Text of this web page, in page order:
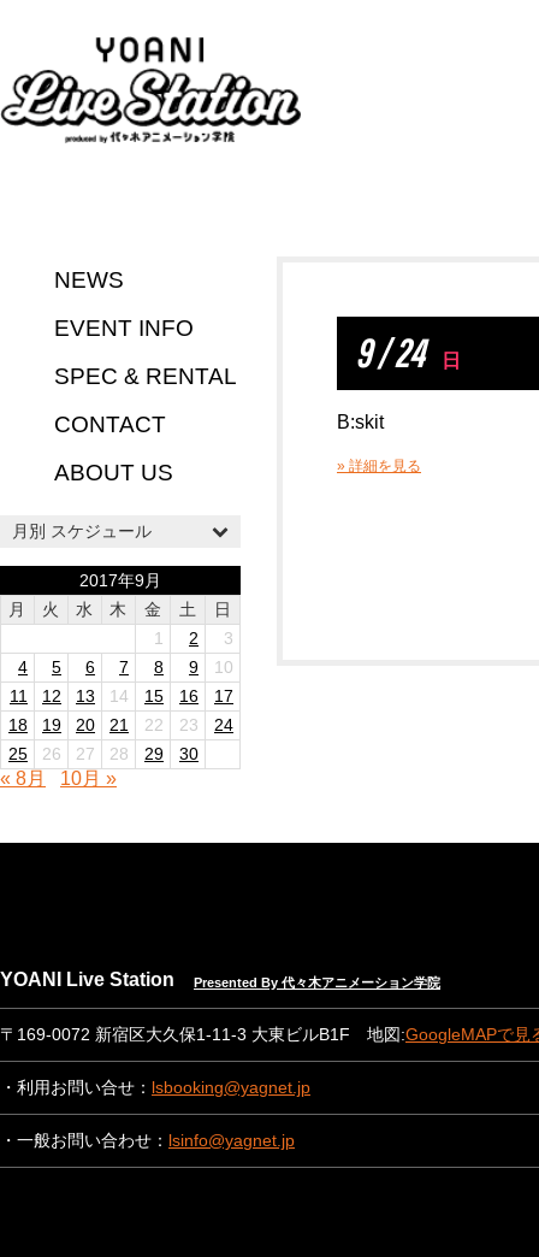
NEWS
EVENT INFO
SPEC & RENTAL
CONTACT
ABOUT US
月別 スケジュール
2017年9月
月
火 水 木 金 土
日
1
2
3
4
5 6 7 8 9
10
11
12 13 14 15 16
17
18
19 20 21 22 23
24
25
26 27 28 29 30
« 8月 10月 »
9 / 24 日
B:skit
» 詳細を見る
YOANI Live Station Presented By 代々木アニメーション学院
〒169-0072 新宿区大久保1-11-3 大東ビルB1F 地図:GoogleMAPで見
・利用お問い合せ： lsbooking@yagnet.jp
・一般お問い合わせ： lsinfo@yagnet.jp